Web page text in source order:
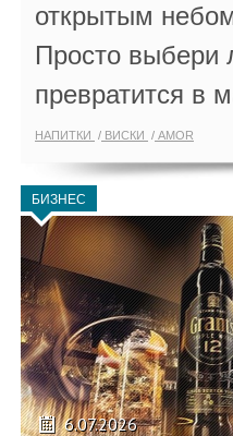
открытым
Просто выбери
превратится в
НАПИТКИ ВИСКИ AMOR
БИЗНЕС
6.07.2026